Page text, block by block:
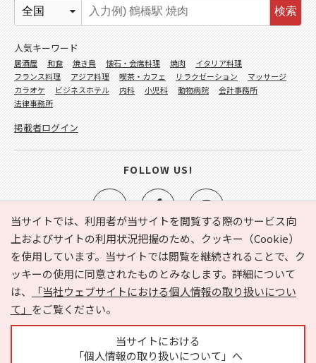
当サイトでは、利用者が当サイトを閲覧する際のサービス向
上およびサイトの利用状況把握のため、クッキー（Cookie）
を使用しています。当サイトでは閲覧を継続されることで、ク
ッキーの使用に同意されたものとみなします。詳細について
は、
「当社ウェブサイトにおける個人情報の取り扱いについ
て」 をご覧ください。
当サイトにおける
「個人情報の取り扱いについて」へ
e-NAVITA（イーナビタ）とは？ お気に入り
ヘルプ
利用規約
個人情報の取り扱いについて
運営会社
サイトマップ
広告掲載に関するお問い合わせ
検索
人気キーワード
居酒屋 和食 焼き鳥 懐石・会席料理 焼肉
イタリア料理
フランス料理
アジア料理 喫茶・カフェ リラクゼーション
マッサージ
カラオケ
ビジネスホテル 内科 小児科 動物病院
会計事務所
法律事務所
掲載者ログイン
FOLLOW US!